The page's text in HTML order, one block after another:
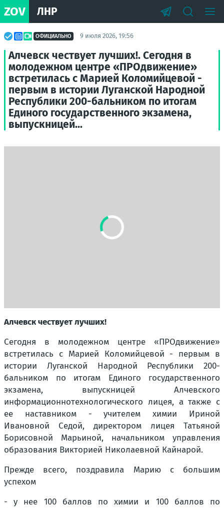
ZOV ЛНР
ОФИЦИАЛЬНО 9 июля 2026, 19:56
Алчевск чествует лучших!. Сегодня в
молодежном центре «ПРОдвижение»
встретилась с Марией Коломийцевой -
первым в истории Луганской Народной
Республики 200-бальником по итогам
Единого государственного экзамена,
выпускницей...
Алчевск чествует лучших!
Сегодня в молодежном центре «ПРОдвижение»
встретилась с Марией Коломийцевой - первым в
истории Луганской Народной Республики 200-
бальником по итогам Единого государственного
экзамена, выпускницей Алчевского
информационнотехнологического лицея, а также с
ее наставником - учителем химии Ириной
Ивановной Седой, директором лицея Татьяной
Борисовной Марьиной, начальником управления
образования Викторией Николаевной Кайнарой.
Прежде всего, поздравила Марию с большим
успехом
- у нее 100 баллов по химии и 100 баллов по